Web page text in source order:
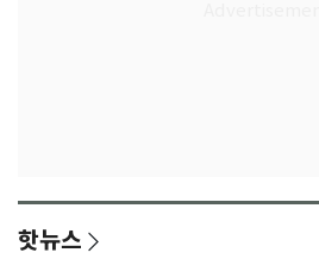
핫뉴스